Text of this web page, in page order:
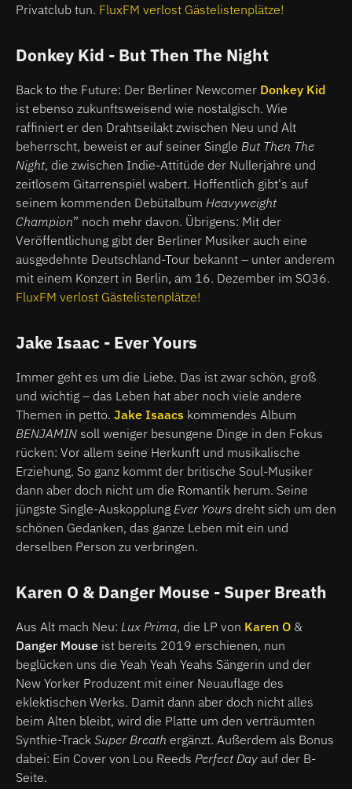
Privatclub tun. FluxFM verlost Gästelistenplätze!
Donkey Kid - But Then The Night
Back to the Future: Der Berliner Newcomer Donkey Kid
ist ebenso zukunftsweisend wie nostalgisch. Wie
raffiniert er den Drahtseilakt zwischen Neu und Alt
beherrscht, beweist er auf seiner Single But Then The
Night, die zwischen Indie-Attitüde der Nullerjahre und
zeitlosem Gitarrenspiel wabert. Hoffentlich gibt's auf
seinem kommenden Debütalbum Heavyweight
Champion” noch mehr davon. Übrigens: Mit der
Veröffentlichung gibt der Berliner Musiker auch eine
ausgedehnte Deutschland-Tour bekannt – unter anderem
mit einem Konzert in Berlin, am 16. Dezember im SO36.
FluxFM verlost Gästelistenplätze!
Jake Isaac - Ever Yours
Immer geht es um die Liebe. Das ist zwar schön, groß
und wichtig – das Leben hat aber noch viele andere
Themen in petto. Jake Isaacs kommendes Album
BENJAMIN soll weniger besungene Dinge in den Fokus
rücken: Vor allem seine Herkunft und musikalische
Erziehung. So ganz kommt der britische Soul-Musiker
dann aber doch nicht um die Romantik herum. Seine
jüngste Single-Auskopplung Ever Yours dreht sich um den
schönen Gedanken, das ganze Leben mit ein und
derselben Person zu verbringen.
Karen O & Danger Mouse - Super Breath
Aus Alt mach Neu: Lux Prima, die LP von Karen O &
Danger Mouse ist bereits 2019 erschienen, nun
beglücken uns die Yeah Yeah Yeahs Sängerin und der
New Yorker Produzent mit einer Neuauflage des
eklektischen Werks. Damit dann aber doch nicht alles
beim Alten bleibt, wird die Platte um den verträumten
Synthie-Track Super Breath ergänzt. Außerdem als Bonus
dabei: Ein Cover von Lou Reeds Perfect Day auf der B-
Seite.